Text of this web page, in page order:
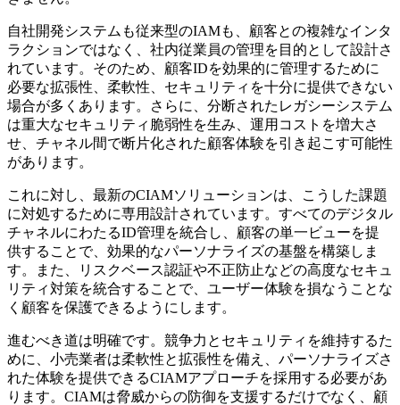
自社開発システムも従来型のIAMも、顧客との複雑なインタ
ラクションではなく、社内従業員の管理を目的として設計さ
れています。そのため、顧客IDを効果的に管理するために
必要な拡張性、柔軟性、セキュリティを十分に提供できない
場合が多くあります。さらに、分断されたレガシーシステム
は重大なセキュリティ脆弱性を生み、運用コストを増大さ
せ、チャネル間で断片化された顧客体験を引き起こす可能性
があります。
これに対し、最新のCIAMソリューションは、こうした課題
に対処するために専用設計されています。すべてのデジタル
チャネルにわたるID管理を統合し、顧客の単一ビューを提
供することで、効果的なパーソナライズの基盤を構築しま
す。また、リスクベース認証や不正防止などの高度なセキュ
リティ対策を統合することで、ユーザー体験を損なうことな
く顧客を保護できるようにします。
進むべき道は明確です。競争力とセキュリティを維持するた
めに、小売業者は柔軟性と拡張性を備え、パーソナライズさ
れた体験を提供できるCIAMアプローチを採用する必要があ
ります。CIAMは脅威からの防御を支援するだけでなく、顧